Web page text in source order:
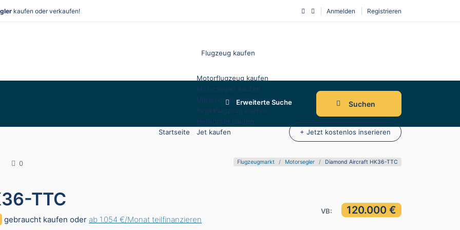
kaufen oder verkaufen! Anmelden Registrieren
Startseite
Flugzeug kaufen
Motorflugzeug kaufen
Motorsegler kaufen
Ultraleichtflugzeug kaufen
Segelflugzeug kaufen
Helikopter kaufen
Jet kaufen
+ Jetzt kostenlos inserieren
Erweiterte Suche Suchen
0 Flugzeugmarkt Motorsegler Diamond Aircraft HK36-TTC
TTC
gebraucht kaufen oder ab 1.054 €/Monat teilfinanzieren
VB: 120.000 €